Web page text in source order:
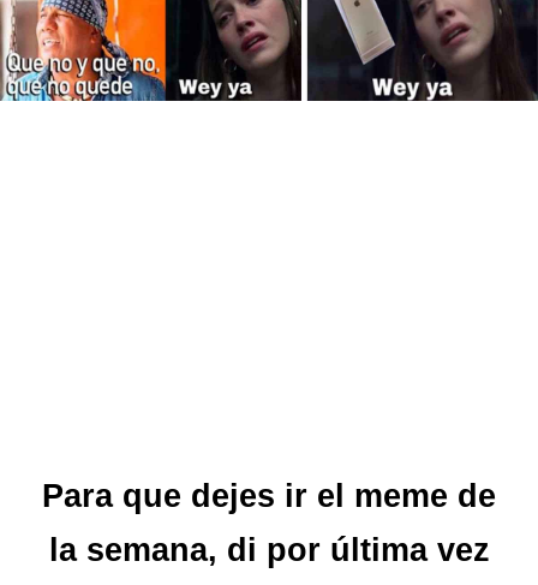
Para que dejes ir el meme de
la semana, di por última vez